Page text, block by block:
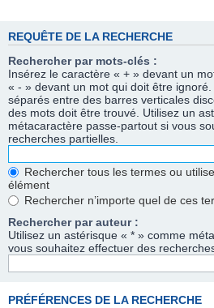
REQUÊTE DE LA RECHERCHE
Rechercher par mots-clés :
Insérez le caractère « + » devant un
« - » devant un mot qui doit être
séparés entre des barres verticales
des mots doit être trouvé. Utilisez un
métacaractère passe-partout si vous
recherches partielles.
Rechercher tous les termes ou
élément
Rechercher n’importe quel de ces
Rechercher par auteur :
Utilisez un astérisque « * » comme
vous souhaitez effectuer des
PRÉFÉRENCES DE LA RECHERCHE